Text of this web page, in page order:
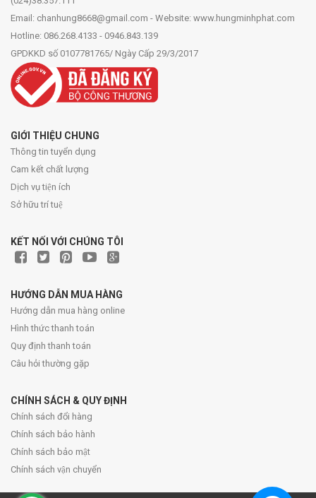
Email: chanhung8668@gmail.com - Website: www.hungminhphat.com
Hotline: 086.268.4133 - 0946.843.139
GPDKKD số 0107781765/ Ngày Cấp 29/3/2017
GIỚI THIỆU CHUNG
Thông tin tuyển dụng
Cam kết chất lượng
Dịch vụ tiện ích
Sở hữu trí tuệ
KẾT NỐI VỚI CHÚNG TÔI
HƯỚNG DẪN MUA HÀNG
Hướng dẫn mua hàng online
Hình thức thanh toán
Quy định thanh toán
Câu hỏi thường gặp
CHÍNH SÁCH & QUY ĐỊNH
Chính sách đổi hàng
Chính sách bảo hành
Chính sách bảo mật
Chính sách vận chuyển